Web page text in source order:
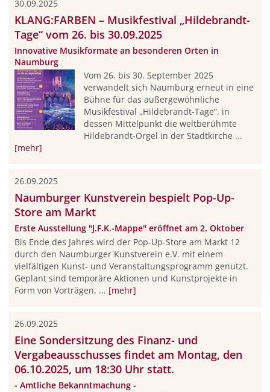
30.09.2025
KLANG:FARBEN – Musikfestival „Hildebrandt-
Tage“ vom 26. bis 30.09.2025
Innovative Musikformate an besonderen Orten in
Naumburg
Vom 26. bis 30. September 2025
verwandelt sich Naumburg erneut in eine
Bühne für das außergewöhnliche
Musikfestival „Hildebrandt-Tage“, in
dessen Mittelpunkt die weltberühmte
Hildebrandt-Orgel in der Stadtkirche ...
[mehr]
26.09.2025
Naumburger Kunstverein bespielt Pop-Up-
Store am Markt
Erste Ausstellung "J.F.K.-Mappe" eröffnet am 2. Oktober
Bis Ende des Jahres wird der Pop-Up-Store am Markt 12
durch den Naumburger Kunstverein e.V. mit einem
vielfältigen Kunst- und Veranstaltungsprogramm genutzt.
Geplant sind temporäre Aktionen und Kunstprojekte in
Form von Vorträgen, ... [mehr]
26.09.2025
Eine Sondersitzung des Finanz- und
Vergabeausschusses findet am Montag, den
06.10.2025, um 18:30 Uhr statt.
- Amtliche Bekanntmachung -